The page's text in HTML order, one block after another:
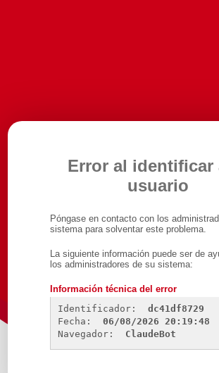
Error al identificar
usuario
Póngase en contacto con los
sistema para solventar este problema.
La siguiente información puede ser de
los administradores de su sistema:
Información técnica del error
Identificador:
dc41df8729
Fecha:
06/08/2026 20:19:48
Navegador:
ClaudeBot